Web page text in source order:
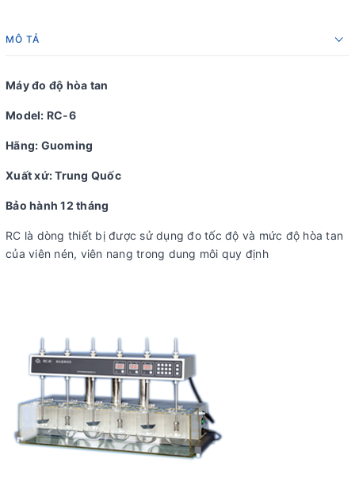
MÔ TẢ
Máy đo độ hòa tan
Model: RC-6
Hãng: Guoming
Xuất xứ: Trung Quốc
Bảo hành 12 tháng
RC là dòng thiết bị được sử dụng đo tốc độ và mức độ hòa tan
của viên nén, viên nang trong dung môi quy định